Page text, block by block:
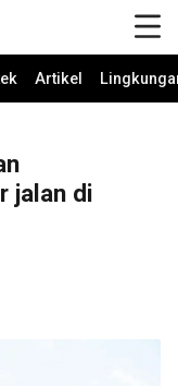
Artikel
jalan di